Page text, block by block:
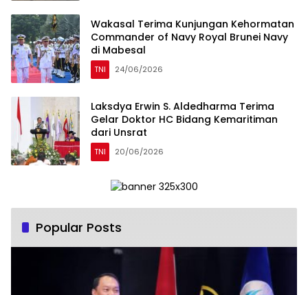
Wakasal Terima Kunjungan Kehormatan
Commander of Navy Royal Brunei Navy
di Mabesal
TNI 24/06/2026
Laksdya Erwin S. Aldedharma Terima
Gelar Doktor HC Bidang Kemaritiman
dari Unsrat
TNI 20/06/2026
Popular Posts